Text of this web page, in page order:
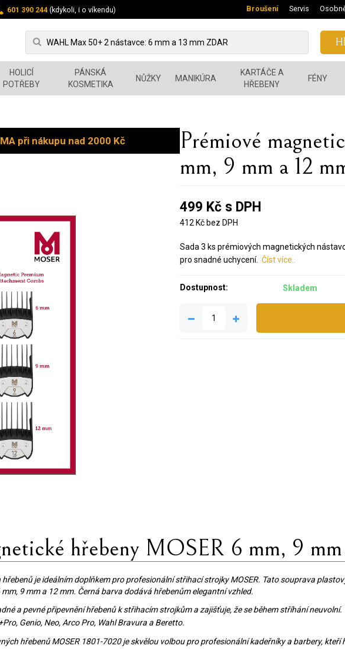
601 390 244 (kdykoli, i o víkendu) Broušení Servis
HOLICÍ
POTŘEBY
PÁNSKÁ
KOSMETIKA
NŮŽKY MANIKÚRA
KARTÁČE A
HŘEBENY
FÉNY
při nákupu nad 2000 Kč
Prémiové
mm, 9 mm a 12
499 Kč s DPH
412 Kč bez DPH
Sada 3 ks prémiových magnetických
pro snadné uchycení. Číst více..
Dostupnost: Skladem
hřebeny MOSER 6 mm, 9 mm
je ideálním doplňkem pro profesionální střihací strojky MOSER. Tato souprava
9 mm a 12 mm. Černá barva dodává hřebenům elegantní vzhled.
a pevné připevnění hřebenů k střihacím strojkům a zajišťuje, že se během stříhání
Genio, Neo, Arco Pro, Wahl Bravura a Beretto.
hřebenů MOSER 1801-7020 je skvělou volbou pro profesionální kadeřníky a barbery,